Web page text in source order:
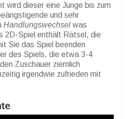
wird dieser eine Junge bis zum
und sehr
Handlungswechsel was
2D-Spiel enthält Rätsel, die
Sie das Spiel beenden
des Spiels, die etwa 3-4
Zuschauer ziemlich
irgendwie zufrieden mit